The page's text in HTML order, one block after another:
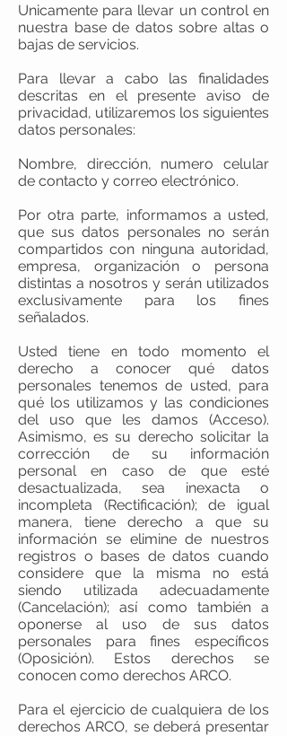
Unicamente para llevar un control en
nuestra base de datos sobre altas o
bajas de servicios.
Para llevar a cabo las finalidades
descritas en el presente aviso de
privacidad, utilizaremos los siguientes
datos personales:
Nombre, dirección, numero celular
de contacto y correo electrónico.
Por otra parte, informamos a usted,
que sus datos personales no serán
compartidos con ninguna autoridad,
empresa, organización o persona
distintas a nosotros y serán utilizados
exclusivamente para los fines
señalados.
Usted tiene en todo momento el
derecho a conocer qué datos
personales tenemos de usted, para
qué los utilizamos y las condiciones
del uso que les damos (Acceso).
Asimismo, es su derecho solicitar la
corrección de su información
personal en caso de que esté
desactualizada, sea inexacta o
incompleta (Rectificación); de igual
manera, tiene derecho a que su
información se elimine de nuestros
registros o bases de datos cuando
considere que la misma no está
siendo utilizada adecuadamente
(Cancelación); así como también a
oponerse al uso de sus datos
personales para fines específicos
(Oposición). Estos derechos se
conocen como derechos ARCO.
Para el ejercicio de cualquiera de los
derechos ARCO, se deberá presentar